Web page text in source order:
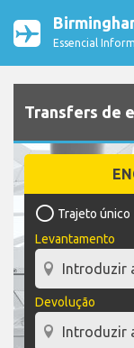
Essencial
Transfers de
Trajeto único
Levantamento
Devolução